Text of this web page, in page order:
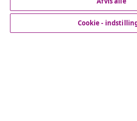
Kundeservice
Cookie -